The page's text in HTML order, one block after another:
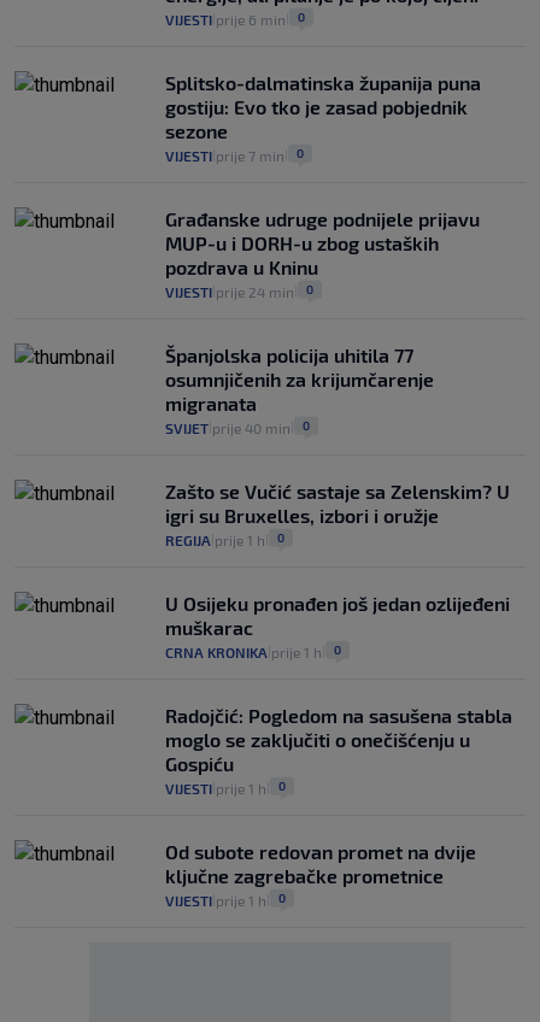
VIJESTI|30. srp. 2
VIJESTI prije 6 min 0
Splitsko-dalmatinska županija puna
gostiju: Evo tko je zasad pobjednik
sezone
VIJESTI prije 7 min 0
Građanske udruge podnijele prijavu
MUP-u i DORH-u zbog ustaških
pozdrava u Kninu
VIJESTI prije 24 min 0
Španjolska policija uhitila 77
osumnjičenih za krijumčarenje
migranata
SVIJET prije 40 min 0
Zašto se Vučić sastaje sa Zelenskim? U
igri su Bruxelles, izbori i oružje
REGIJA prije 1 h 0
U Osijeku pronađen još jedan ozlijeđeni
muškarac
CRNA KRONIKA prije 1 h 0
Radojčić: Pogledom na sasušena stabla
moglo se zaključiti o onečišćenju u
Gospiću
VIJESTI prije 1 h 0
Od subote redovan promet na dvije
ključne zagrebačke prometnice
VIJESTI prije 1 h 0